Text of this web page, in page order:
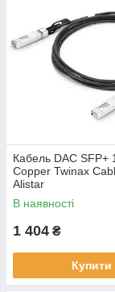
Кабель DAC SFP+
Copper Twinax
Alistar
В наявності
1 404 ₴
Купити